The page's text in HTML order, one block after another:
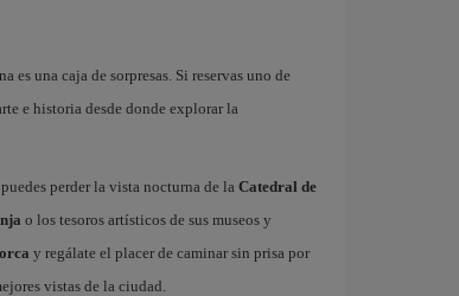
una caja de sorpresas. Si reservas uno de
e historia desde donde explorar la
perder la vista nocturna de la Catedral de
o los tesoros artísticos de sus museos y
y regálate el placer de caminar sin prisa por
vistas de la ciudad.